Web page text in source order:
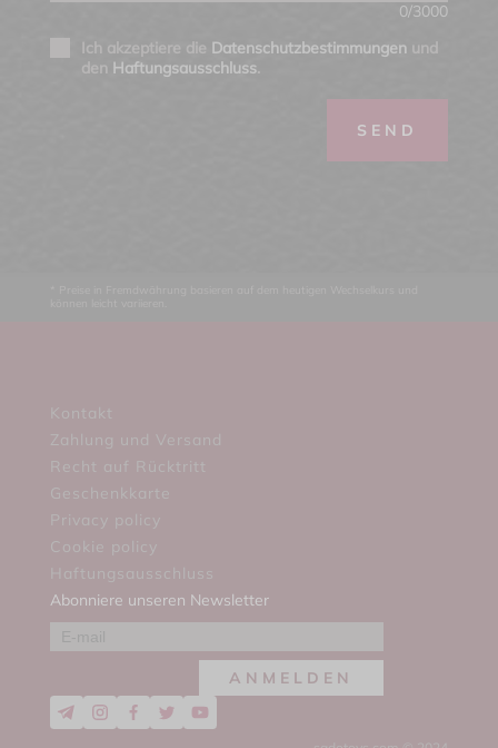
0/3000
Ich akzeptiere die Datenschutzbestimmungenund
den Haftungsausschluss.
SEND
Kontakt
Zahlung und Versand
Recht auf Rücktritt
Geschenkkarte
Privacy policy
Cookie policy
Haftungsausschluss
Abonniere unseren Newsletter
ANMELDEN